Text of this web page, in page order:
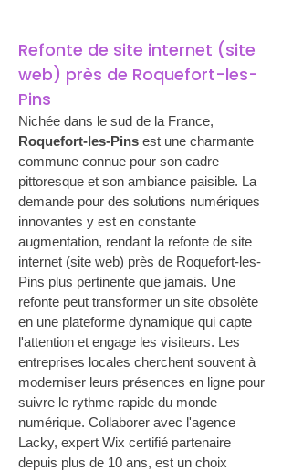
Refonte de site internet (site
web) près de Roquefort-les-
Pins
Nichée dans le sud de la France,
Roquefort-les-Pins est une charmante
commune connue pour son cadre
pittoresque et son ambiance paisible. La
demande pour des solutions numériques
innovantes y est en constante
augmentation, rendant la refonte de site
internet (site web) près de Roquefort-les-
Pins plus pertinente que jamais. Une
refonte peut transformer un site obsolète
en une plateforme dynamique qui capte
l'attention et engage les visiteurs. Les
entreprises locales cherchent souvent à
moderniser leurs présences en ligne pour
suivre le rythme rapide du monde
numérique. Collaborer avec l'agence
Lacky, expert Wix certifié partenaire
depuis plus de 10 ans, est un choix